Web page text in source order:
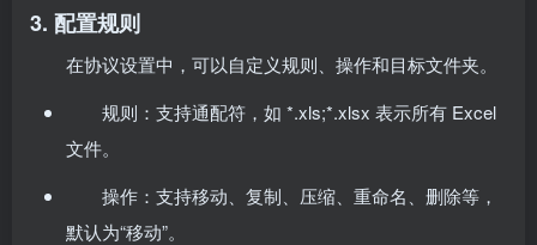
3. 配置规则
在协议设置中，可以自定义规则、操作和目标文件夹。
规则：支持通配符，如 *.xls;*.xlsx 表示所有 Excel
文件。
操作：支持移动、复制、压缩、重命名、删除等，
默认为“移动”。